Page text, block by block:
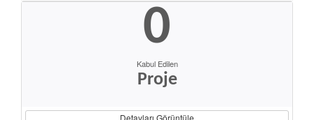
0
Kabul Edilen
Proje
Detayları Görüntüle